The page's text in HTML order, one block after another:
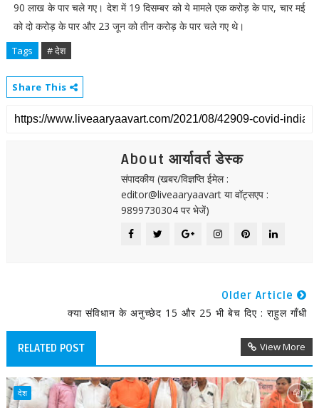
90 लाख के पार चले गए। देश में 19 दिसम्बर को ये मामले एक करोड़ के पार, चार मई
को दो करोड़ के पार और 23 जून को तीन करोड़ के पार चले गए थे।
Tags # देश
Share This
About आर्यावर्त डेस्क
संपादकीय (खबर/विज्ञप्ति ईमेल :
editor@liveaaryaavart या वॉट्सएप :
9899730304 पर भेजें)
Older Article
क्या संविधान के अनुच्छेद 15 और 25 भी बेच दिए : राहुल गाँधी
RELATED POST View More
देश